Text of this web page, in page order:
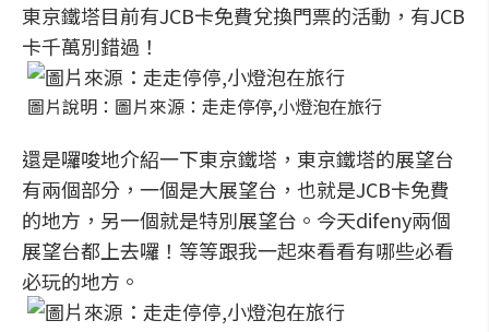
東京鐵塔目前有JCB卡免費兌換門票的活動，有JCB
卡千萬別錯過！
圖片說明：圖片來源：走走停停,小燈泡在旅行
還是囉唆地介紹一下東京鐵塔，東京鐵塔的展望台
有兩個部分，一個是大展望台，也就是JCB卡免費
的地方，另一個就是特別展望台。今天difeny兩個
展望台都上去囉！等等跟我一起來看看有哪些必看
必玩的地方。